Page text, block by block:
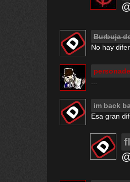
Burbuja
No hay
im back
Esa gran